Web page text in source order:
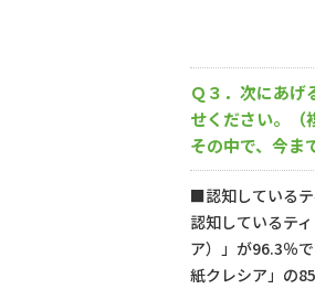
Ｑ３．次にあげ
せください。（
その中で、今ま
■認知している
認知しているテ
ア）」が96.3％
紙クレシア」の